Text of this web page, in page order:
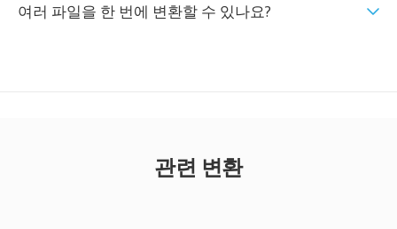
여러 파일을 한 번에 변환할 수 있나요?
관련 변환